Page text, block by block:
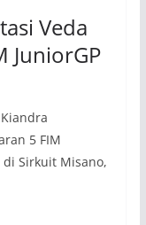
Veda
JuniorGP
5 FIM
di Sirkuit Misano,